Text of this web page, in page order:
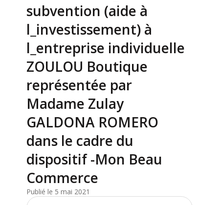
subvention (aide à
l_investissement) à
l_entreprise individuelle
ZOULOU Boutique
représentée par
Madame Zulay
GALDONA ROMERO
dans le cadre du
dispositif -Mon Beau
Commerce
Publié le 5 mai 2021